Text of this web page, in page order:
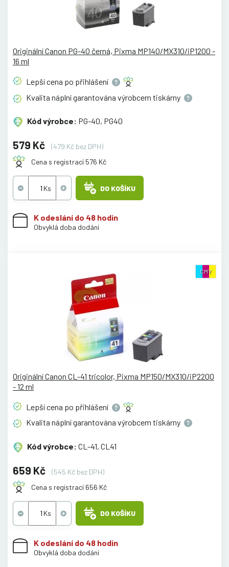
Originální Canon PG-40 černá, Pixma MP140/MX310/iP1200 -
16 ml
Lepší cena po přihlášení
Kvalita náplní garantována výrobcem tiskárny
Kód výrobce: PG-40, PG40
579 Kč
(479 Kč bez DPH)
Cena s registrací 576 Kč
DO KOŠÍKU
K odeslání do 48 hodin
Obvyklá doba dodání
CMY
Originální Canon CL-41 tricolor, Pixma MP150/MX310/iP2200
- 12 ml
Lepší cena po přihlášení
Kvalita náplní garantována výrobcem tiskárny
Kód výrobce: CL-41, CL41
659 Kč
(545 Kč bez DPH)
Cena s registrací 656 Kč
DO KOŠÍKU
K odeslání do 48 hodin
Obvyklá doba dodání